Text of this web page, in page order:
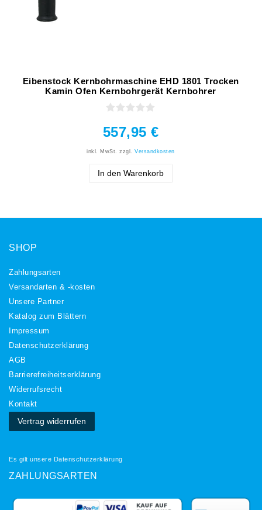
Eibenstock Kernbohrmaschine EHD 1801 Trocken
Kamin Ofen Kernbohrgerät Kernbohrer
557,95 €
inkl. MwSt. zzgl.Versandkosten
In den Warenkorb
SHOP
Zahlungsarten
Versandarten & -kosten
Unsere Partner
Katalog zum Blättern
Impressum
Daten­schutz­erklärung
AGB
Barrierefreiheitserklärung
Widerrufs­recht
Kontakt
Vertrag widerrufen
Es gilt unsere Datenschutzerklärung
ZAHLUNGSARTEN